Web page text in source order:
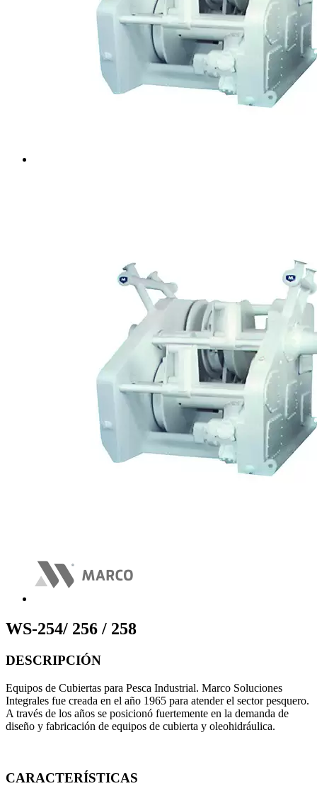
WS-254/ 256 / 258
DESCRIPCIÓN
Equipos de Cubiertas para Pesca Industrial. Marco Soluciones
Integrales fue creada en el año 1965 para atender el sector pesquero.
A través de los años se posicionó fuertemente en la demanda de
diseño y fabricación de equipos de cubierta y oleohidráulica.
CARACTERÍSTICAS